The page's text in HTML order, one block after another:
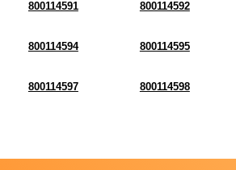
800114591 800114592
800114594 800114595
800114597 800114598